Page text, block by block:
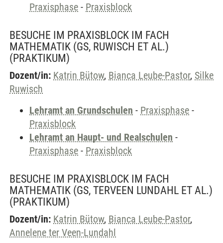
Praxisphase - Praxisblock
BESUCHE IM PRAXISBLOCK IM FACH
MATHEMATIK (GS, RUWISCH ET AL.)
(PRAKTIKUM)
Dozent/in: Katrin Bütow, Bianca Leube-Pastor, Silke
Ruwisch
Lehramt an Grundschulen - Praxisphase -
Praxisblock
Lehramt an Haupt- und Realschulen -
Praxisphase - Praxisblock
BESUCHE IM PRAXISBLOCK IM FACH
MATHEMATIK (GS, TERVEEN LUNDAHL ET AL.)
(PRAKTIKUM)
Dozent/in: Katrin Bütow, Bianca Leube-Pastor,
Annelene ter Veen-Lundahl